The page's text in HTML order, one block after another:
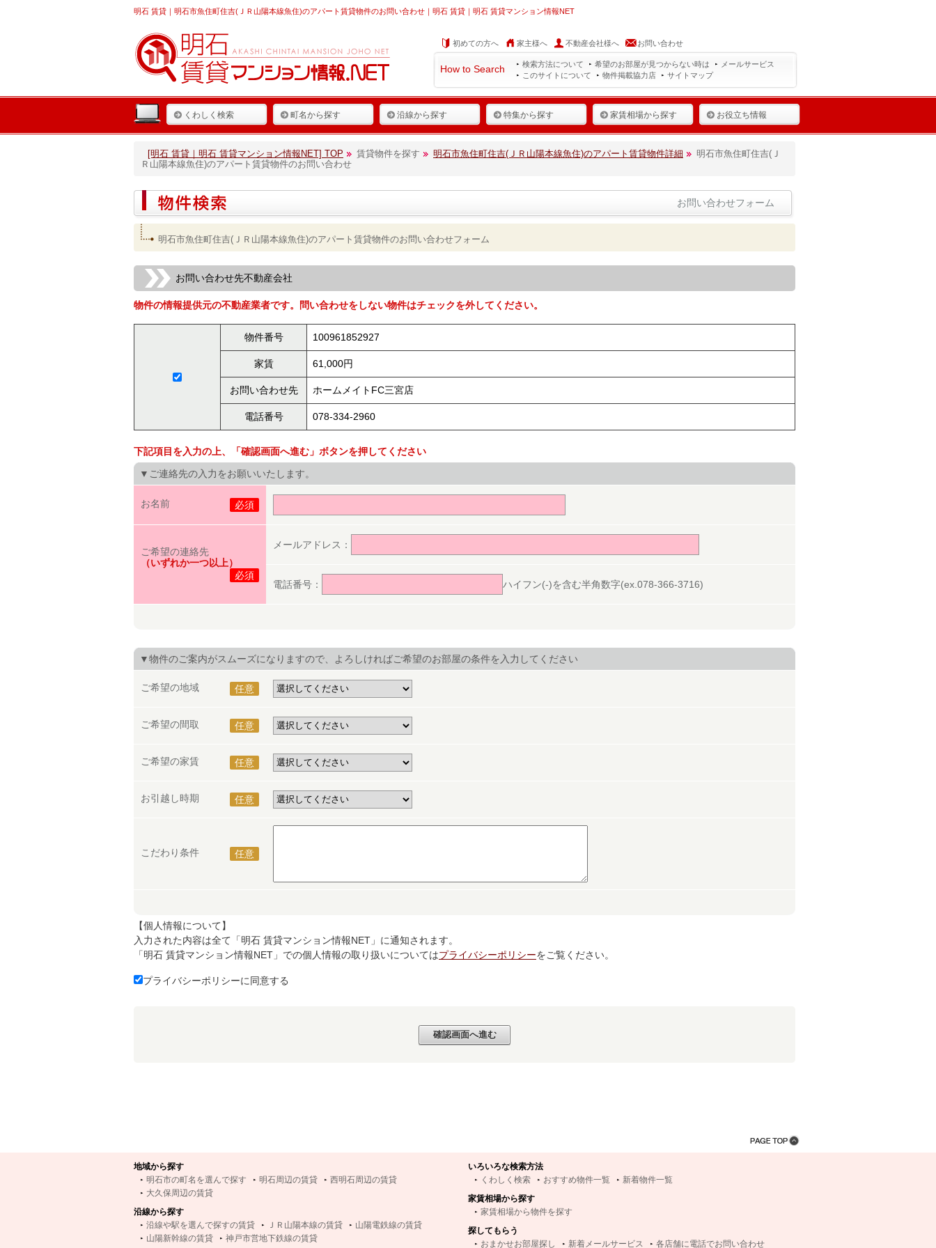
明石 賃貸 ｜明石市魚住町住吉(ＪＲ山陽本線魚住)のアパート賃貸物件のお問い合わせ｜明石 賃貸｜明石 賃貸マンション情報NET
初めての方へ 家主様へ 不動産会社様へ お問い合わせ
How to Search 検索方法について 希望のお部屋が見つからない時は
メールサービス
このサイトについて
物件掲載協力店 サイトマップ
くわしく検索 町名から探す 沿線から探す 特集から探す 家賃相場から探す お役立ち情報
[明石 賃貸｜明石 賃貸マンション情報NET] TOP 賃貸物件を探す 明石市魚住町住吉(ＪＲ山陽本線魚住)のアパート賃貸物件詳細
明石市魚住町住吉(Ｊ
Ｒ山陽本線魚住)のアパート賃貸物件のお問い合わせ
お問い合わせフォーム
明石市魚住町住吉(ＪＲ山陽本線魚住)のアパート賃貸物件のお問い合わせフォーム
お問い合わせ先不動産会社
物件の情報提供元の不動産業者です。問い合わせをしない物件はチェックを外してください。
物件番号 100961852927
家賃 61,000円
お問い合わせ先 ホームメイトFC三宮店
電話番号 078-334-2960
下記項目を入力の上、「確認画面へ進む」ボタンを押してください
▼ご連絡先の入力をお願いいたします。
お名前 必須
ご希望の連絡先
（いずれか一つ以上）
必須
メールアドレス：
電話番号： ハイフン(-)を含む半角数字(ex.078-366-3716)
▼物件のご案内がスムーズになりますので、よろしければご希望のお部屋の条件を入力してください
ご希望の地域 任意
ご希望の間取 任意
ご希望の家賃 任意
お引越し時期 任意
こだわり条件 任意
【個人情報について】
入力された内容は全て「明石 賃貸マンション情報NET」に通知されます。
「明石 賃貸マンション情報NET」での個人情報の取り扱いについてはプライバシーポリシーをご覧ください。
プライバシーポリシーに同意する
地域から探す
明石市の町名を選んで探す
明石周辺の賃貸
西明石周辺の賃貸
大久保周辺の賃貸
沿線から探す
沿線や駅を選んで探すの賃貸
ＪＲ山陽本線の賃貸
山陽電鉄線の賃貸
山陽新幹線の賃貸
神戸市営地下鉄線の賃貸
いろいろな検索方法
くわしく検索
おすすめ物件一覧
新着物件一覧
家賃相場から探す
家賃相場から物件を探す
探してもらう
おまかせお部屋探し
新着メールサービス 各店舗に電話でお問い合わせ